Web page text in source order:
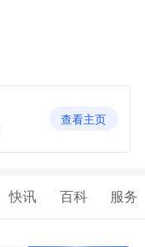
查看主页
快讯 百科 服务